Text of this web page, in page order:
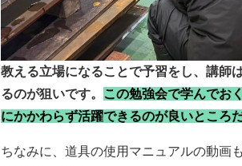
教える立場になることで予習をし、講師
るのが狙いです。
この勉強会で学んでお
にかかわらず活躍できるのが良いところ
ちなみに、道具の使用マニュアルの動画